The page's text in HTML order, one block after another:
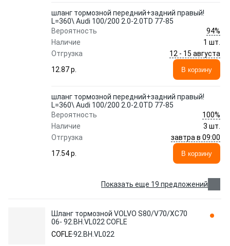
шланг тормозной передний+задний правый!
L=360\ Audi 100/200 2.0-2.0TD 77-85
Вероятность
94%
Наличие
1 шт.
Отгрузка
12 - 15 августа
12.87 p.
В корзину
шланг тормозной передний+задний правый!
L=360\ Audi 100/200 2.0-2.0TD 77-85
Вероятность
100%
Наличие
3 шт.
Отгрузка
завтра в 09:00
17.54 p.
В корзину
Показать еще 19 предложений
Шланг тормозной VOLVO S80/V70/XC70
06- 92.BH.VL022 COFLE
COFLE92.BH.VL022